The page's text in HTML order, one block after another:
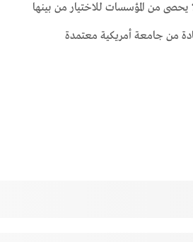
من المؤسسات للاختيار من بينها
من جامعة أمريكية معتمدة